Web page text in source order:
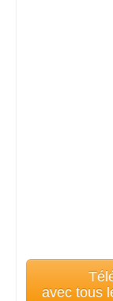
avec tous